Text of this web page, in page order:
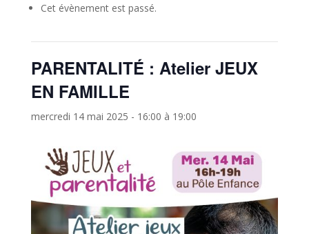
Cet évènement est passé.
PARENTALITÉ : Atelier JEUX
EN FAMILLE
mercredi 14 mai 2025 - 16:00 à 19:00